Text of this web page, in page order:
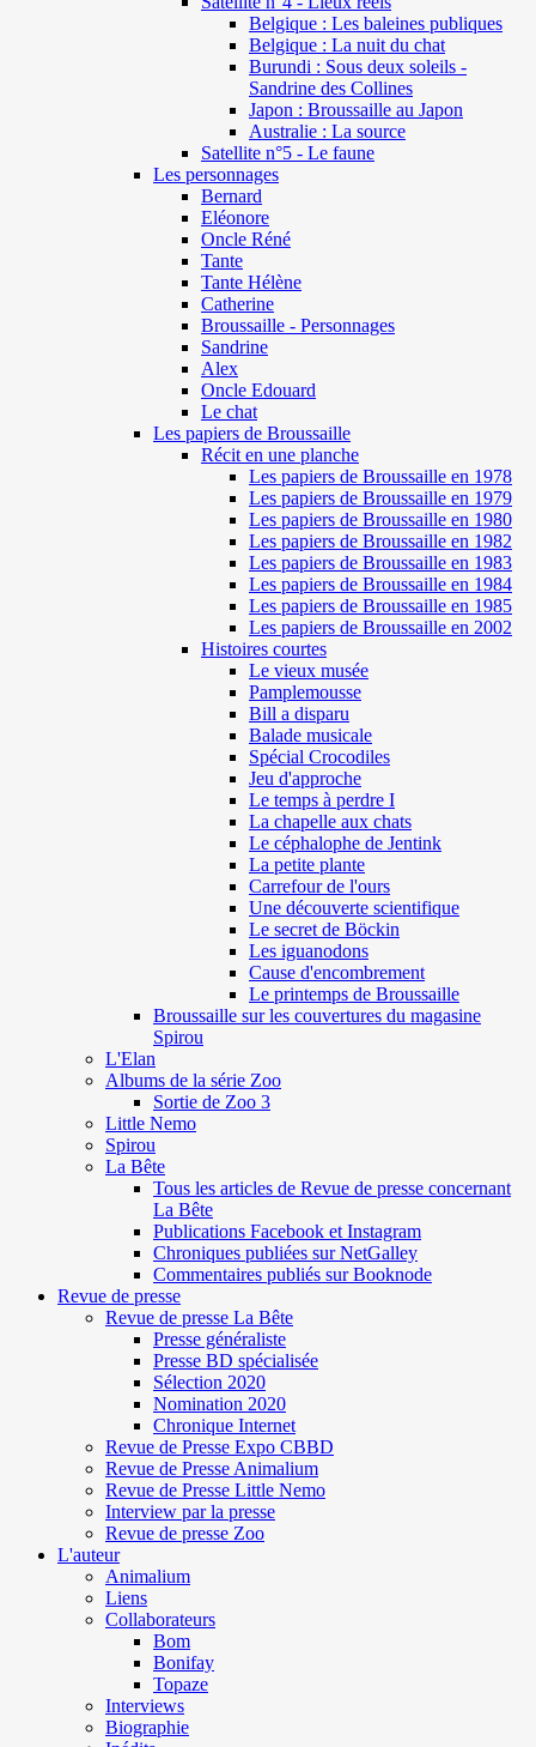
Belgique : Les baleines publiques
Belgique : La nuit du chat
Burundi : Sous deux soleils -
Sandrine des Collines
Japon : Broussaille au Japon
Australie : La source
Satellite n°5 - Le faune
Les personnages
Bernard
Eléonore
Oncle Réné
Tante
Tante Hélène
Catherine
Broussaille - Personnages
Sandrine
Alex
Oncle Edouard
Le chat
Les papiers de Broussaille
Récit en une planche
Les papiers de Broussaille en 1978
Les papiers de Broussaille en 1979
Les papiers de Broussaille en 1980
Les papiers de Broussaille en 1982
Les papiers de Broussaille en 1983
Les papiers de Broussaille en 1984
Les papiers de Broussaille en 1985
Les papiers de Broussaille en 2002
Histoires courtes
Le vieux musée
Pamplemousse
Bill a disparu
Balade musicale
Spécial Crocodiles
Jeu d'approche
Le temps à perdre I
La chapelle aux chats
Le céphalophe de Jentink
La petite plante
Carrefour de l'ours
Une découverte scientifique
Le secret de Böckin
Les iguanodons
Cause d'encombrement
Le printemps de Broussaille
Broussaille sur les couvertures du magasine
Spirou
L'Elan
Albums de la série Zoo
Sortie de Zoo 3
Little Nemo
Spirou
La Bête
Tous les articles de Revue de presse concernant
La Bête
Publications Facebook et Instagram
Chroniques publiées sur NetGalley
Commentaires publiés sur Booknode
Revue de presse
Revue de presse La Bête
Presse généraliste
Presse BD spécialisée
Sélection 2020
Nomination 2020
Chronique Internet
Revue de Presse Expo CBBD
Revue de Presse Animalium
Revue de Presse Little Nemo
Interview par la presse
Revue de presse Zoo
L'auteur
Animalium
Liens
Collaborateurs
Bom
Bonifay
Topaze
Interviews
Biographie